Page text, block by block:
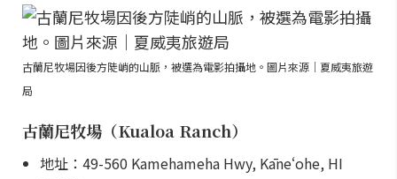
古蘭尼牧場因後方陡峭的山脈，被選為電影拍攝地。圖片來源｜夏威夷旅遊
局
古蘭尼牧場（Kualoa Ranch）
地址：49-560 Kamehameha Hwy, Kāneʻohe, HI